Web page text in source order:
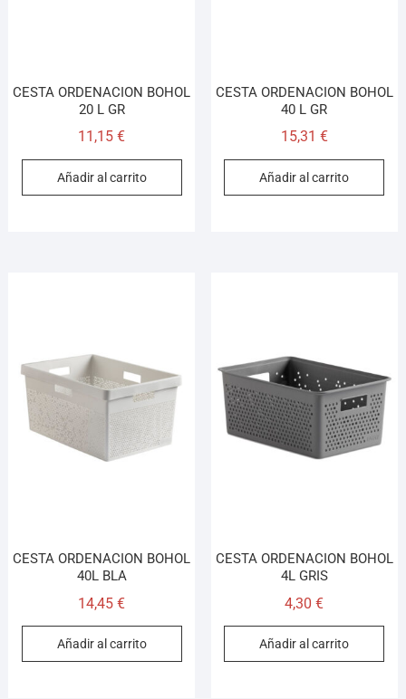
CESTA ORDENACION BOHOL
20 L GR
11,15€
Añadir al carrito
CESTA ORDENACION BOHOL
40 L GR
15,31 €
Añadir al carrito
CESTA ORDENACION BOHOL
40L BLA
14,45€
Añadir al carrito
CESTA ORDENACION BOHOL
4L GRIS
4,30€
Añadir al carrito